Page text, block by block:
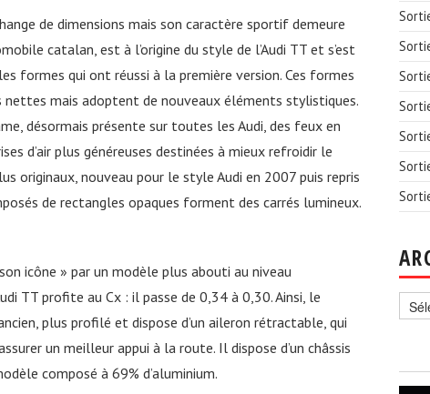
de dimensions mais son caractère sportif demeure
catalan, est à l’origine du style de l’Audi TT et s’est
formes qui ont réussi à la première version. Ces formes
nettes mais adoptent de nouveaux éléments stylistiques.
désormais présente sur toutes les Audi, des feux en
d’air plus généreuses destinées à mieux refroidir le
originaux, nouveau pour le style Audi en 2007 puis repris
de rectangles opaques forment des carrés lumineux.
icône » par un modèle plus abouti au niveau
TT profite au Cx : il passe de 0,34 à 0,30. Ainsi, le
plus profilé et dispose d’un aileron rétractable, qui
un meilleur appui à la route. Il dispose d’un châssis
composé à 69% d’aluminium.